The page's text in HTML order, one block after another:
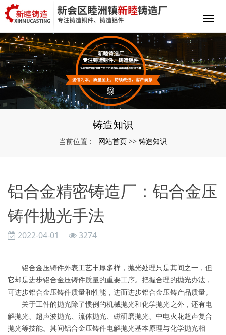
铸造知识
当前位置： 网站首页 >> 铸造知识
铝合金精密铸造厂：铝合金压
铸件抛光手法
2022-04-01 3274
铝合金压铸件外表工艺丰厚多样，抛光处理只是其间之一，但
它却是进步铝合金压铸件质量的重要工序。把握合理的抛光办法，
可进步铝合金压铸件质量和性能，进而进步铝合金压铸产品质量。
关于工件的抛光除了惯例的机械抛光和化学抛光之外，还有电
解抛光、超声波抛光、流体抛光、磁研磨抛光、中电火花超声复合
抛光等技能。其间铝合金压铸件电解抛光基本原理与化学抛光相